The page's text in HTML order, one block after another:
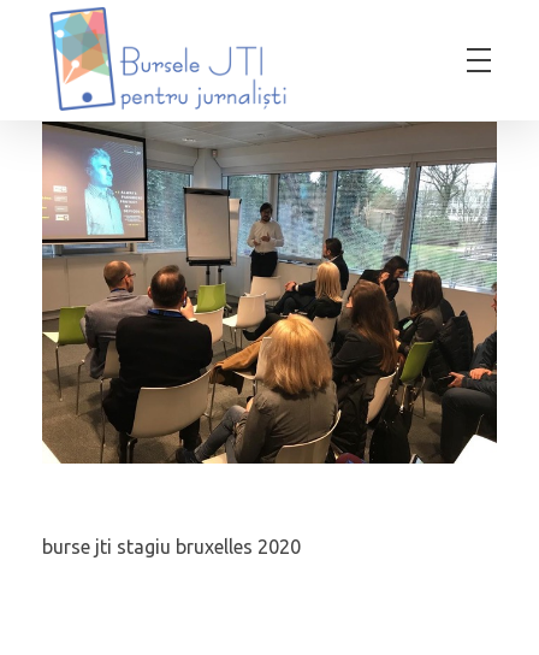
Bursele JTI pentru Jurnalisti
burse jti stagiu bruxelles 2020